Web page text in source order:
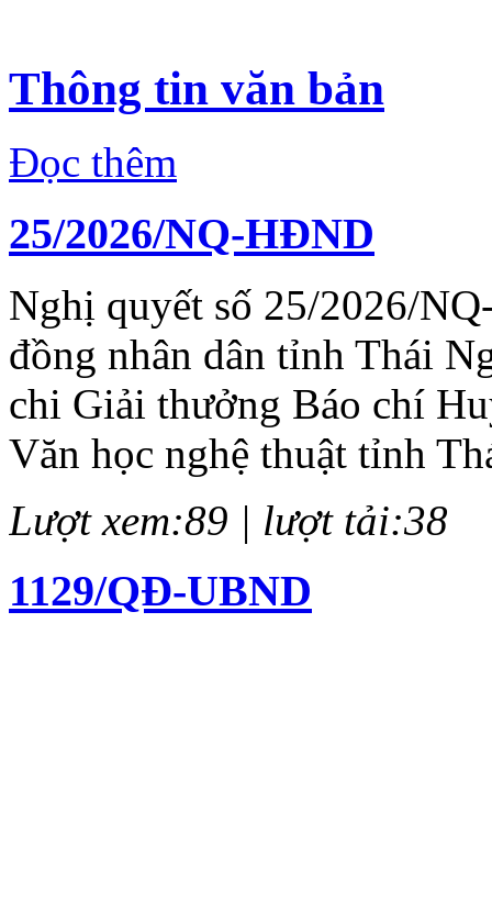
Thông tin văn bản
Đọc thêm
25/2026/NQ-HĐND
Nghị quyết số 25/2026/
đồng nhân dân tỉnh Thái
chi Giải thưởng Báo chí
Văn học nghệ thuật tỉnh
Lượt xem:89 | lượt tải:38
1129/QĐ-UBND